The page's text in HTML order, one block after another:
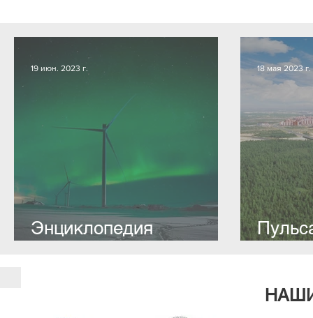
Энциклопедия
платформы ПОРА
19 июн. 2023 г. 18 мая 2023 г.